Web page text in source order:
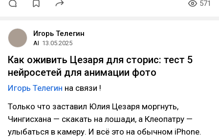
571
Игорь Телегин
AI 13.05.2025
Как оживить Цезаря для сторис: тест 5
нейросетей для анимации фото
Игорь Телегин на связи !
Только что заставил Юлия Цезаря моргнуть,
Чингисхана — скакать на лошади, а Клеопатру —
улыбаться в камеру. И всё это на обычном iPhone.